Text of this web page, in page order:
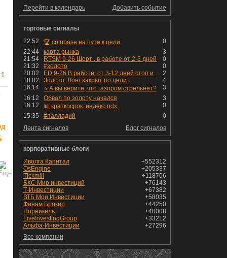
1
Добавить событие
Перейти в календарь
торговые сигналы
22:52
0
🏆 coinbase на пути к цели.
22:44
3
карта рынка
21:54
0
RTSM 9-26 Шорт . в работе от 2-3 дней
21:32
0
#золото
20:02
2
ED 9-26 В работе. от 3-12 дней стоп и профит установлен
18:02
4
Золото. Лонг закрыт по цели.
16:14
3
⭐️ А вы верите, что газпром стрельнет?
16:12
3
Обвал по золоту начался
16:12
0
📊 краткосрок. индекс ndx.
15:35
0
#палладий
Блог сигналов
Лента сигналов
корпоративные блоги
+552312
Иволга Капитал
+205337
OsEngine
+118706
Tickmill
+76143
БКС Мир инвестиций
+67382
Т-Инвестиции
+58035
ВТБ Мои Инвестиции
+44250
Финам Брокер
+40008
Норникель
+33212
LiveInvestingGroup
+27296
Альфа-Инвестиции
Все компании